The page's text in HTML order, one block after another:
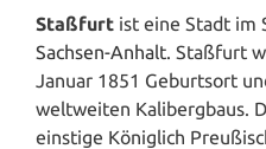
Staßfurt ist eine Stadt im
Sachsen-Anhalt. Staßfurt
Januar 1851 Geburtsort
weltweiten Kalibergbaus.
einstige Königlich